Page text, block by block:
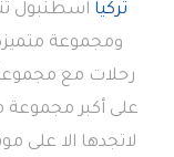
تركيا اسطنبول
ومجموعة متميزة
رحلات مع
على أكبر مجموعة
لاتجدها الا على